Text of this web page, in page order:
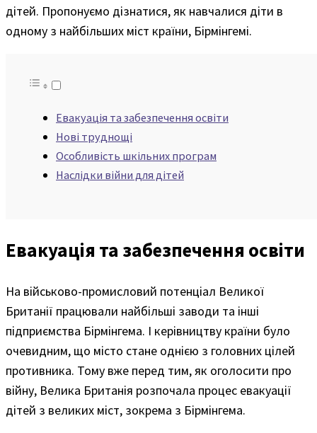
дітей. Пропонуємо дізнатися, як навчалися діти в
одному з найбільших міст країни, Бірмінгемі.
Евакуація та забезпечення освіти
Нові труднощі
Особливість шкільних програм
Наслідки війни для дітей
Евакуація та забезпечення освіти
На військово-промисловий потенціал Великої
Британії працювали найбільші заводи та інші
підприємства Бірмінгема. І керівництву країни було
очевидним, що місто стане однією з головних цілей
противника. Тому вже перед тим, як оголосити про
війну, Велика Британія розпочала процес евакуації
дітей з великих міст, зокрема з Бірмінгема.